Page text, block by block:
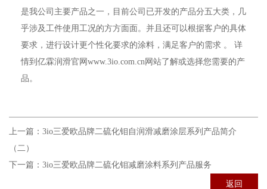
是我公司主要产品之一，目前公司已开发的产品分五大类，几
乎涉及工件使用工况的方方面面。并且还可以根据客户的具体
要求，进行设计更个性化要求的涂料，满足客户的需求 。 详
情到亿霖润滑官网www.3io.com.cn 网站了解或选择您需要的产
品。
上一篇： 3io三爱欧品牌二硫化钼自润滑减磨涂层系列产品简介
（二）
下一篇： 3io三爱欧品牌二硫化钼减磨涂料系列产品服务
返回